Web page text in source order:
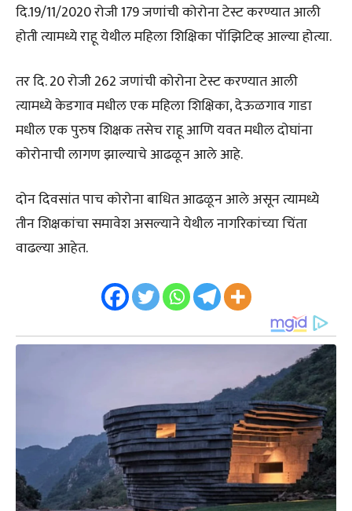
दि.19/11/2020 रोजी 179 जणांची कोरोना टेस्ट करण्यात आली
होती त्यामध्ये राहू येथील महिला शिक्षिका पॉझिटिव्ह आल्या होत्या.
तर दि. 20 रोजी 262 जणांची कोरोना टेस्ट करण्यात आली
त्यामध्ये केडगाव मधील एक महिला शिक्षिका, देऊळगाव गाडा
मधील एक पुरुष शिक्षक तसेच राहू आणि यवत मधील दोघांना
कोरोनाची लागण झाल्याचे आढळून आले आहे.
दोन दिवसांत पाच कोरोना बाधित आढळून आले असून त्यामध्ये
तीन शिक्षकांचा समावेश असल्याने येथील नागरिकांच्या चिंता
वाढल्या आहेत.